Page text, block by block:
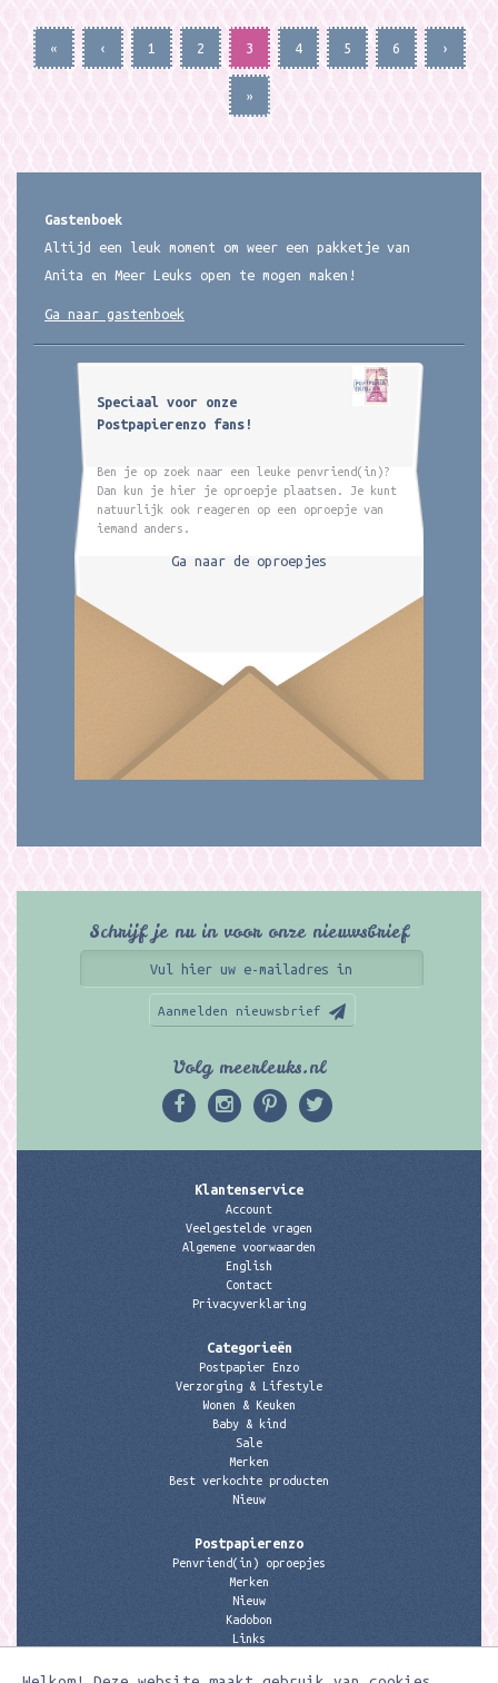
« ‹ 1 2 3 4 5 6 ›
»
Gastenboek
Altijd een leuk moment om weer een pakketje van
Anita en Meer Leuks open te mogen maken!
Ga naar gastenboek
Speciaal voor onze
Postpapierenzo fans!
Ben je op zoek naar een leuke penvriend(in)?
Dan kun je hier je oproepje plaatsen. Je kunt
natuurlijk ook reageren op een oproepje van
iemand anders.
Ga naar de oproepjes
Schrijf je nu in voor onze nieuwsbrief
Aanmelden nieuwsbrief
Volg meerleuks.nl
Klantenservice
Account
Veelgestelde vragen
Algemene voorwaarden
English
Contact
Privacyverklaring
Categorieën
Postpapier Enzo
Verzorging & Lifestyle
Wonen & Keuken
Baby & kind
Sale
Merken
Best verkochte producten
Nieuw
Postpapierenzo
Penvriend(in) oproepjes
Merken
Nieuw
Kadobon
Links